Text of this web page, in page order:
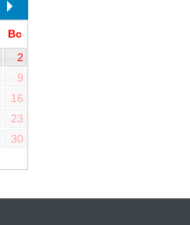
Вс
2
9
16
23
30